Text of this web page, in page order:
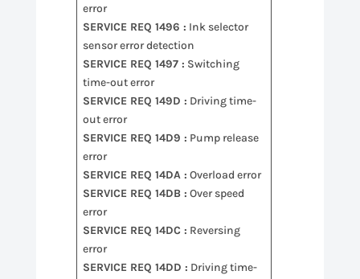
error
SERVICE REQ 1496 : Ink selector
sensor error detection
SERVICE REQ 1497 : Switching
time-out error
SERVICE REQ 149D : Driving time-
out error
SERVICE REQ 14D9 : Pump release
error
SERVICE REQ 14DA : Overload error
SERVICE REQ 14DB : Over speed
error
SERVICE REQ 14DC : Reversing
error
SERVICE REQ 14DD : Driving time-